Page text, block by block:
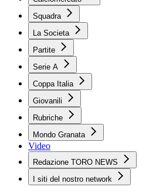
Squadra
La Societa
Partite
Serie A
Coppa Italia
Giovanili
Rubriche
Mondo Granata
Video
Redazione TORO NEWS
I siti del nostro network